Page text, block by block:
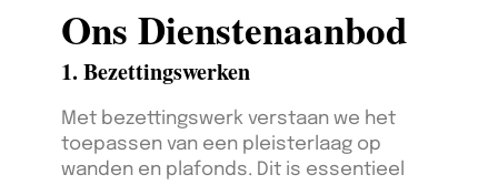
Ons Dienstenaanbod
1. Bezettingswerken
Met bezettingswerk verstaan we het
toepassen van een pleisterlaag op
wanden en plafonds. Dit is essentieel